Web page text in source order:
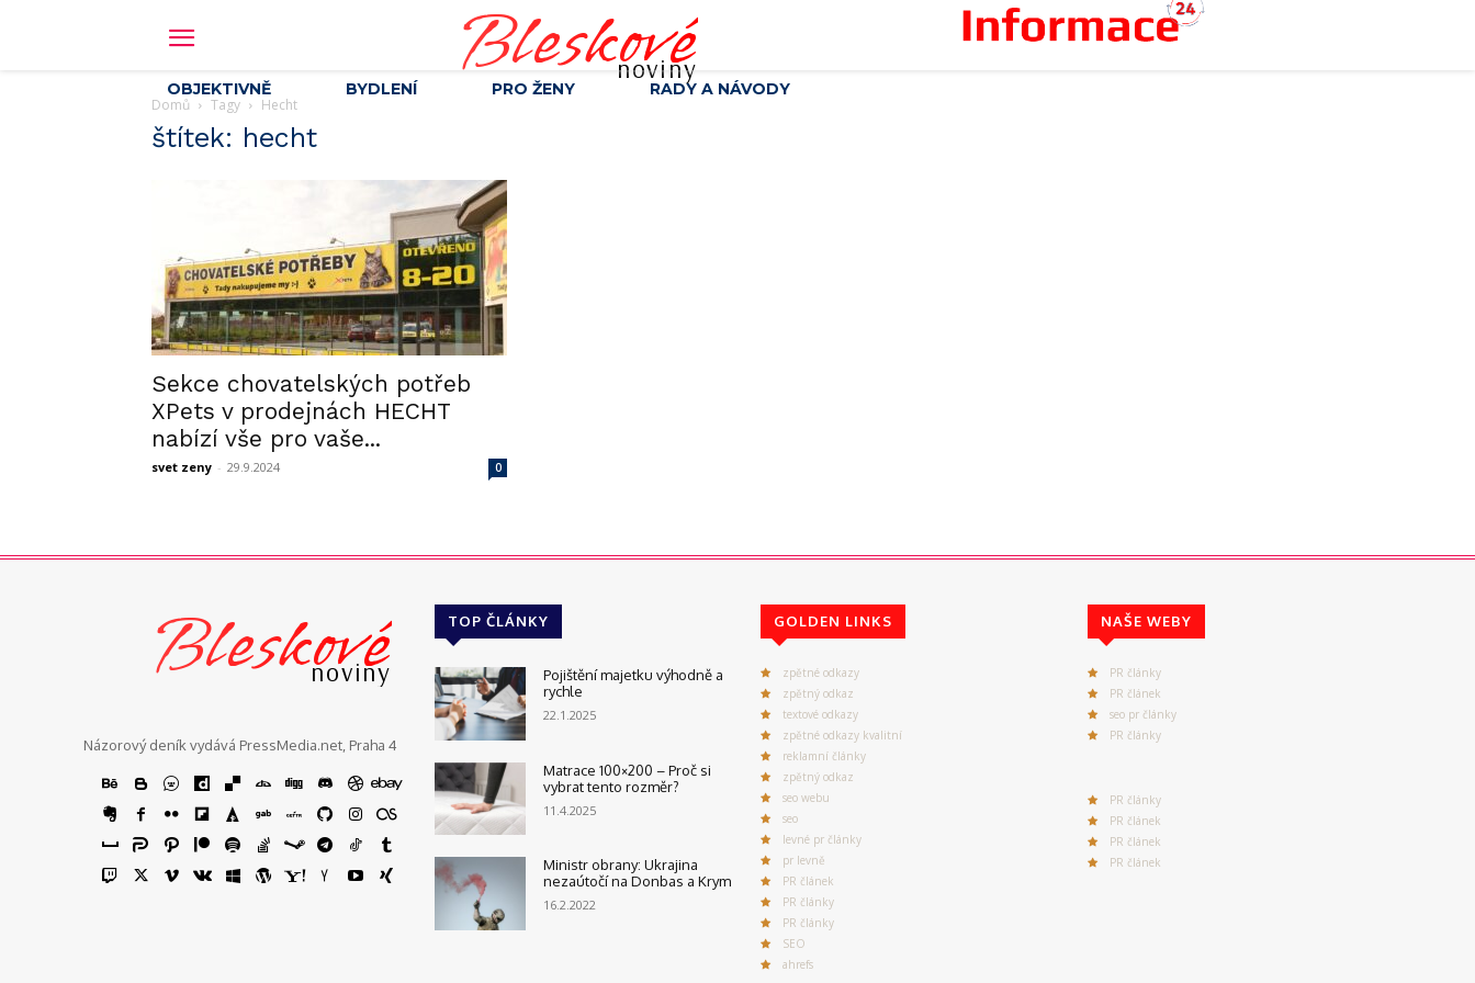
Bleskové
noviny
OBJEKTIVNĚ BYDLENÍ PRO ŽENY RADY A NÁVODY
Domů Tagy Hecht
štítek: hecht
Sekce chovatelských potřeb
XPets v prodejnách HECHT
nabízí vše pro vaše...
svet zeny - 29.9.2024 0
Bleskové
noviny
Názorový deník vydává PressMedia.net, Praha 4
TOP ČLÁNKY
Pojištění majetku výhodně a
rychle
22.1.2025
Matrace 100×200 – Proč si
vybrat tento rozměr?
11.4.2025
Ministr obrany: Ukrajina
nezaútočí na Donbas a Krym
16.2.2022
GOLDEN LINKS
zpětné odkazy
zpětný odkaz
textové odkazy
zpětné odkazy kvalitní
reklamní články
zpětný odkaz
seo webu
seo
levné pr články
pr levně
PR článek
PR články
PR články
SEO
ahrefs
NAŠE WEBY
PR články
PR článek
seo pr články
PR články
PR články
PR článek
PR článek
PR článek